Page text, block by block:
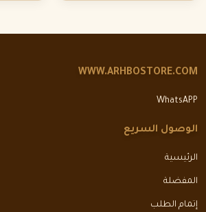
WWW.ARHBOSTORE.COM
WhatsAPP
الوصول السريع
الرئيسية
المفضلة
إتمام الطلب